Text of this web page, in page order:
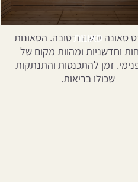
סאונות
סאונה יבשה ורטובה. הסאונות
וחדשניות ומהוות מקום של
זמן להתכנסות והתנתקות
שכולו בריאות.